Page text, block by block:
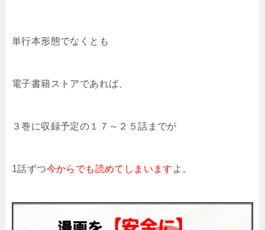
単行本形態でなくとも
電子書籍ストアであれば、
３巻に収録予定の１７～２５話までが
1話ずつ今からでも読めてしまいます よ。